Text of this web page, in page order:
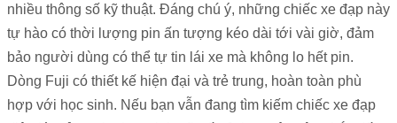
nhiều thông số kỹ thuật. Đáng chú ý, những chiếc xe đạp này
tự hào có thời lượng pin ấn tượng kéo dài tới vài giờ, đảm
bảo người dùng có thể tự tin lái xe mà không lo hết pin.
Dòng Fuji có thiết kế hiện đại và trẻ trung, hoàn toàn phù
hợp với học sinh. Nếu bạn vẫn đang tìm kiếm chiếc xe đạp